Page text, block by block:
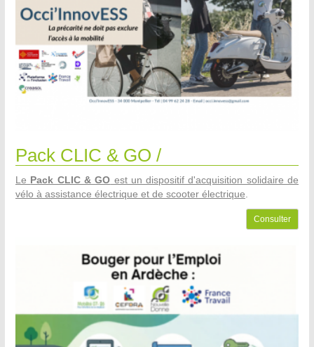
Pack CLIC & GO /
Le Pack CLIC & GO est un dispositif d'acquisition solidaire de
vélo à assistance électrique et de scooter électrique
Consulter